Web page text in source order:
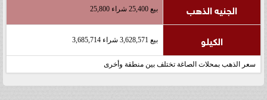
الجنيه الذهب بيع 25,400 شراء 25,800
الكيلو بيع 3,628,571 شراء 3,685,714
سعر الذهب بمحلات الصاغة تختلف بين منطقة وأخرى